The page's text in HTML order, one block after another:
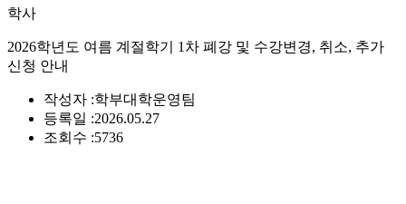
학사
2026학년도 여름 계절학기 1차 폐강 및 수강변경, 취소, 추가
신청 안내
작성자 :학부대학운영팀
등록일 :2026.05.27
조회수 :5736